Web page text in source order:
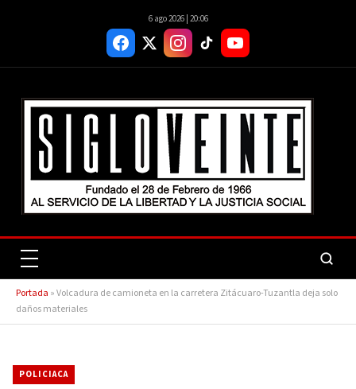
6 ago 2026 | 20:06
Portada »Volcadura de camioneta en la carretera Zitácuaro-Tuzantla deja solo
daños materiales
POLICIACA